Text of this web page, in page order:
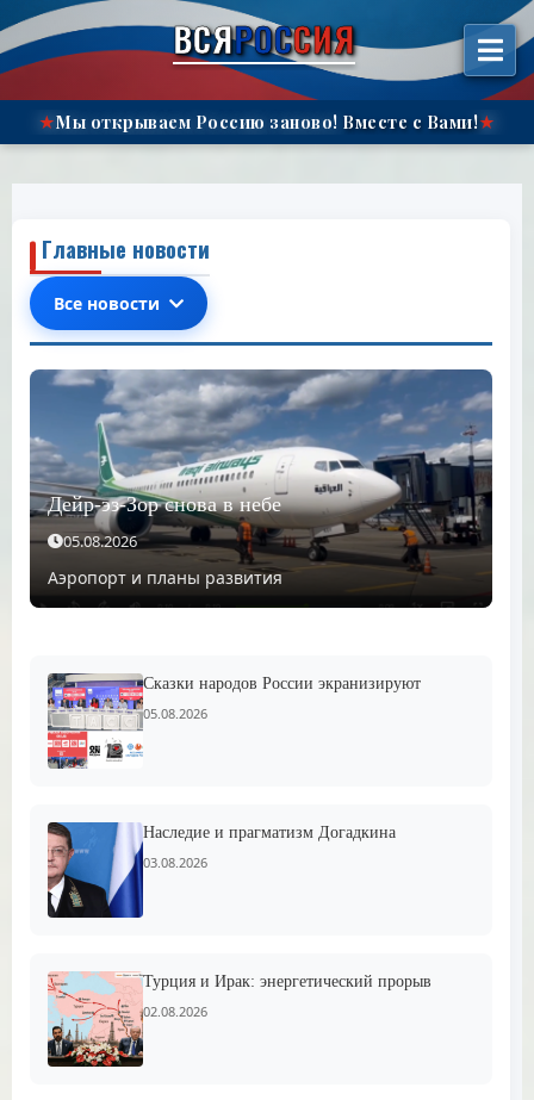
إلى
ВСЯРОССИЯ
★Мы открываем Россию заново! Вместе с Вами!★
Главные новости
Все новости
Дейр-эз-Зор снова в небе
05.08.2026
Аэропорт и планы развития
Сказки народов России экранизируют
05.08.2026
Наследие и прагматизм Догадкина
03.08.2026
Турция и Ирак: энергетический прорыв
02.08.2026